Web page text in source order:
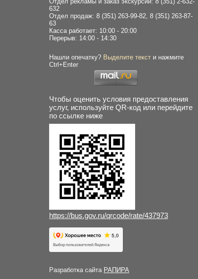
632
Отдел продаж: 8 (351) 263-99-82, 8 (351) 263-87-
63
Касса работает: 10:00 - 20:00
Перерыв: 14:00 - 14:30
Нашли опечатку? Выделите текст и нажмите
Ctrl+Enter
Чтобы оценить условия предоставления
услуг, используйте QR-код или перейдите
по ссылке ниже
https://bus.gov.ru/qrcode/rate/437973
Разработка сайта РАПИРА